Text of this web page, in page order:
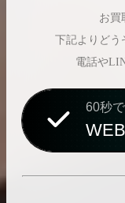
お買
下記よりどう
電話や
60秒